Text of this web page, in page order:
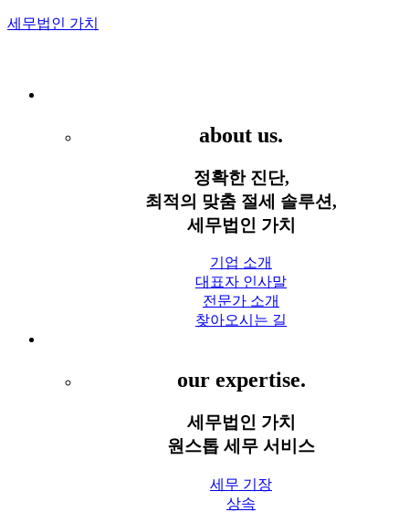
세무법인 가치
about us.
정확한 진단,
최적의 맞춤 절세 솔루션,
세무법인 가치
기업 소개
대표자 인사말
전문가 소개
찾아오시는 길
our expertise.
세무법인 가치
원스톱 세무 서비스
세무 기장
상속